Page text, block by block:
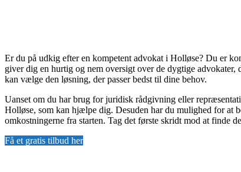
Er du på udkig efter en kompetent advokat i Holløse? Du er
giver dig en hurtig og nem oversigt over de dygtige
kan vælge den løsning, der passer bedst til dine behov.
Uanset om du har brug for juridisk rådgivning eller
Holløse, som kan hjælpe dig. Desuden har du mulighed for at
omkostningerne fra starten. Tag det første skridt mod at finde
Få et gratis tilbud her